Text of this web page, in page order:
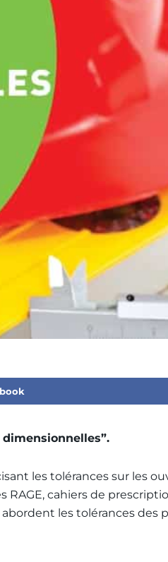
dimensionnelles”.
les tolérances sur les
RAGE, cahiers de
les tolérances des